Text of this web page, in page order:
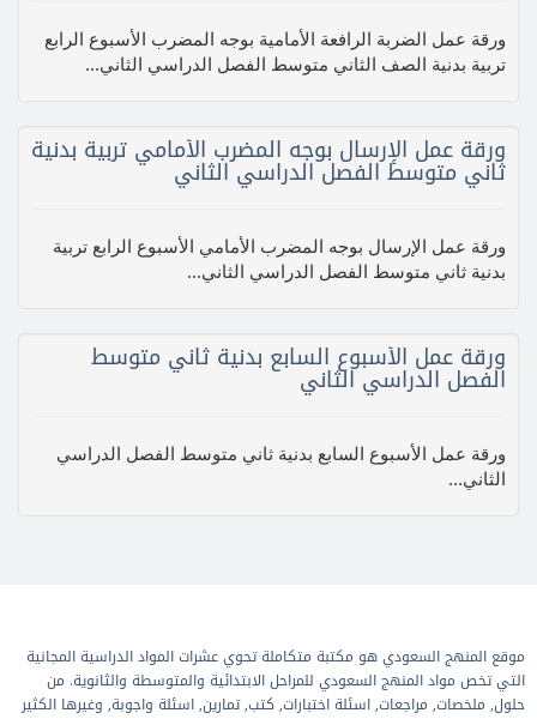
ورقة عمل الضربة الرافعة الأمامية بوجه المضرب الأسبوع الرابع
تربية بدنية الصف الثاني متوسط الفصل الدراسي الثاني...
ورقة عمل الإرسال بوجه المضرب الأمامي تربية بدنية
ثاني متوسط الفصل الدراسي الثاني
ورقة عمل الإرسال بوجه المضرب الأمامي الأسبوع الرابع تربية
بدنية ثاني متوسط الفصل الدراسي الثاني...
ورقة عمل الأسبوع السابع بدنية ثاني متوسط
الفصل الدراسي الثاني
ورقة عمل الأسبوع السابع بدنية ثاني متوسط الفصل الدراسي
الثاني...
موقع المنهج السعودي هو مكتبة متكاملة تحوي عشرات المواد الدراسية المجانية
التي تخص مواد المنهج السعودي للمراحل الابتدائية والمتوسطة والثانوية. من
حلول, ملخصات, مراجعات, اسئلة اختبارات, كتب, تمارين, اسئلة واجوبة, وغيرها الكثير